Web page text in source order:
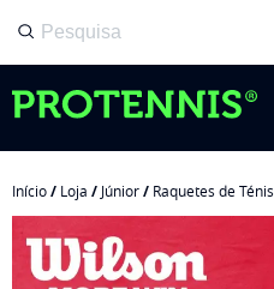
Início/ Loja / Júnior/ Raquetes de Ténis